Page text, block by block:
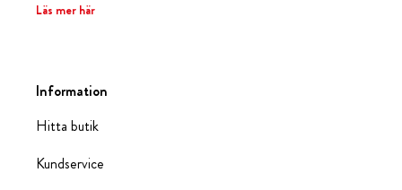
Läs mer här
Information
Hitta butik
Kundservice